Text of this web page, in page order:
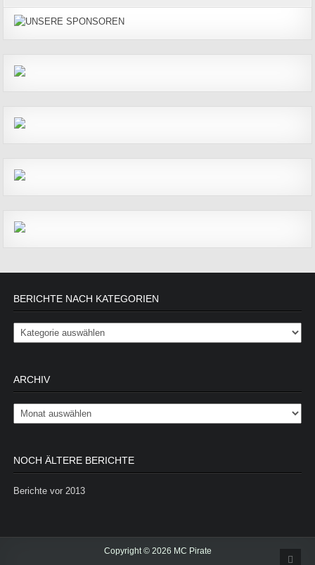
BERICHTE NACH KATEGORIEN
Berichte nach Kategorien
ARCHIV
Archiv
NOCH ÄLTERE BERICHTE
Berichte vor 2013
Copyright © 2026 MC Pirate